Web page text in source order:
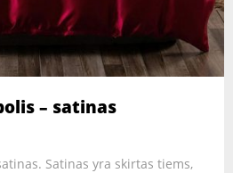
– satinas
Satinas yra skirtas tiems,